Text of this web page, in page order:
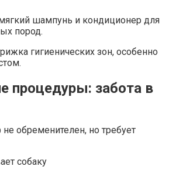
шампунь и кондиционер для
пород.
гигиенических зон, особенно
процедуры: забота в
обременителен, но требует